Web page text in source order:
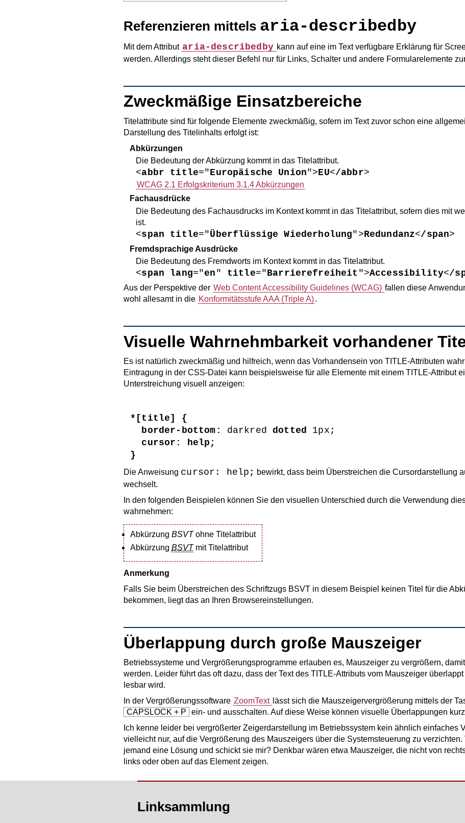
Referenzieren mittels aria-describedby
Mit dem Attribut aria-describedby kann auf eine im Text verfügbare Erklärung für
werden. Allerdings steht dieser Befehl nur für Links, Schalter und andere Formularelemente
Zweckmäßige Einsatzbereiche
Titelattribute sind für folgende Elemente zweckmäßig, sofern im Text zuvor schon eine
Darstellung des Titelinhalts erfolgt ist:
Abkürzungen
Die Bedeutung der Abkürzung kommt in das Titelattribut.
<abbr title="Europäische Union">EU</abbr>
WCAG 2.1 Erfolgskriterium 3.1.4 Abkürzungen
Fachausdrücke
Die Bedeutung des Fachausdrucks im Kontext kommt in das Titelattribut, sofern dies mit
ist.
<span title="Überflüssige Wiederholung">Redundanz</span>
Fremdsprachige Ausdrücke
Die Bedeutung des Fremdworts im Kontext kommt in das Titelattribut.
<span lang="en " title="Barrierefreiheit ">Accessibility</
Aus der Perspektive der Web Content Accessibility Guidelines (WCAG) fallen diese
wohl allesamt in die Konformitätsstufe AAA (Triple A).
Visuelle Wahrnehmbarkeit vorhandener
Es ist natürlich zweckmäßig und hilfreich, wenn das Vorhandensein von TITLE-Attributen
Eintragung in der CSS-Datei kann beispielsweise für alle Elemente mit einem TITLE-Attribut
Unterstreichung visuell anzeigen:
*[title] {
border-bottom:
darkred dotted
1px;
cursor: help;
}
Die Anweisung cursor: help; bewirkt, dass beim Überstreichen die Cursordarstellung
wechselt.
In den folgenden Beispielen können Sie den visuellen Unterschied durch die Verwendung
wahrnehmen:
AbkürzungBSVTohne Titelattribut
AbkürzungBSVTmit Titelattribut
Anmerkung
Falls Sie beim Überstreichen des Schriftzugs BSVT in diesem Beispiel keinen Titel für die
bekommen, liegt das an Ihren Browsereinstellungen.
Überlappung durch große Mauszeiger
Betriebssysteme und Vergrößerungsprogramme erlauben es, Mauszeiger zu vergrößern,
werden. Leider führt das oft dazu, dass der Text des TITLE-Attributs vom Mauszeiger
lesbar wird.
In der Vergrößerungssoftware ZoomText lässt sich die Mauszeigervergrößerung mittels der
CAPSLOCK + P
ein- und ausschalten. Auf diese Weise können visuelle Überlappungen
Ich kenne leider bei vergrößerter Zeigerdarstellung im Betriebssystem kein ähnlich einfaches
vielleicht nur, auf die Vergrößerung des Mauszeigers über die Systemsteuerung zu
jemand eine Lösung und schickt sie mir? Denkbar wären etwa Mauszeiger, die nicht von
links oder oben auf das Element zeigen.
Linksammlung